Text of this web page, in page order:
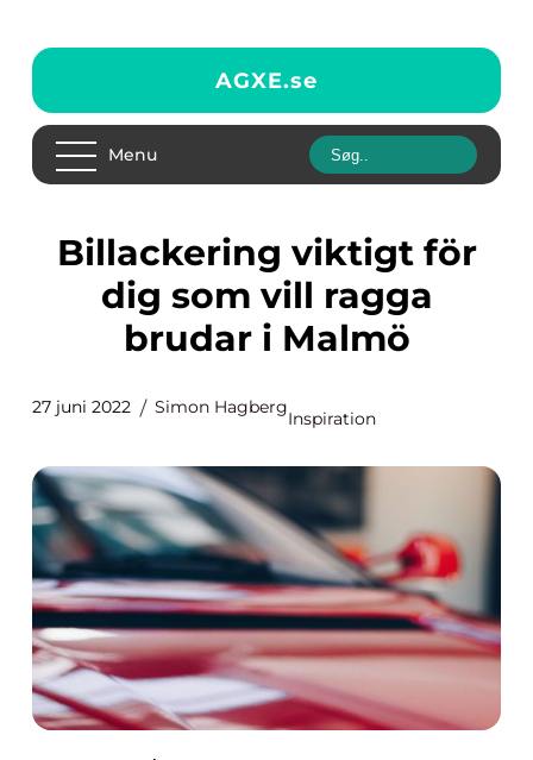
AGXE.se
Menu
Billackering viktigt för
dig som vill ragga
brudar i Malmö
27 juni 2022 Simon Hagberg
Inspiration